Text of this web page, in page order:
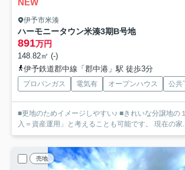
NEW
伊予市米湊
ハーモニータウン米湊3期B号地
891万円
148.82㎡ (-)
伊予鉄道郡中線「郡中港」駅 徒歩3分
プロパンガス 電気有 オープンハウス 公共
■更地のためイメージしやすい♪ ■きれいな分譲地の１区画！
入＝資産運用」と考えることも可能です。 現在の家
売地